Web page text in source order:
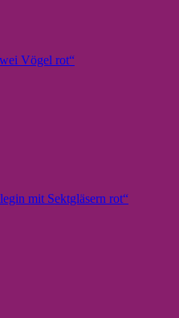
Vögel rot“
mit Sektgläsern rot“